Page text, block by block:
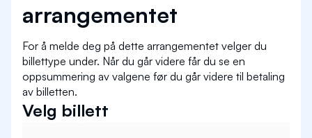
arrangementet
For å melde deg på dette arrangementet velger du
billettype under. Når du går videre får du se en
oppsummering av valgene før du går videre til betaling
av billetten.
Velg billett